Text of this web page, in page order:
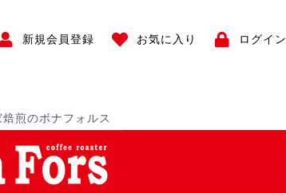
新規会員登録 お気に入り ログイン
煎のボナフォルス